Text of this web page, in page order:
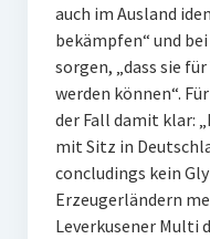
auch im Ausland
bekämpfen“ und
sorgen, „dass sie
werden können“.
der Fall damit klar:
mit Sitz in
concludings kein
Erzeugerländern
Leverkusener Multi